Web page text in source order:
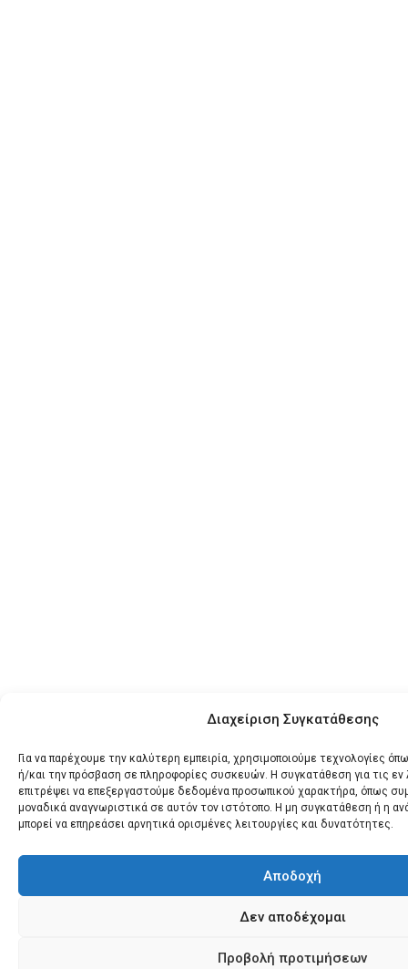
Διαχείριση Συγκατάθεσης
Για να παρέχουμε την καλύτερη εμπειρία, χρησιμοποιούμε τεχνολογίες
ή/και την πρόσβαση σε πληροφορίες συσκευών. Η συγκατάθεση για τις εν
επιτρέψει να επεξεργαστούμε δεδομένα προσωπικού χαρακτήρα, όπως
μοναδικά αναγνωριστικά σε αυτόν τον ιστότοπο. Η μη συγκατάθεση ή η
μπορεί να επηρεάσει αρνητικά ορισμένες λειτουργίες και δυνατότητες.
Αποδοχή
Δεν αποδέχομαι
Προβολή προτιμήσεων